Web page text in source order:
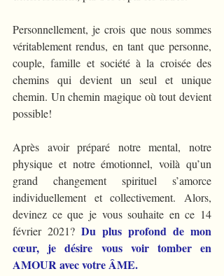
Personnellement, je crois que nous sommes
véritablement rendus, en tant que personne,
couple, famille et société à la croisée des
chemins qui devient un seul et unique
chemin. Un chemin magique où tout devient
possible!
Après avoir préparé notre mental, notre
physique et notre émotionnel, voilà qu’un
grand changement spirituel s’amorce
individuellement et collectivement. Alors,
devinez ce que je vous souhaite en ce 14
février 2021? Du plus profond de mon
cœur, je désire vous voir tomber en
AMOUR avec votre ÂME.